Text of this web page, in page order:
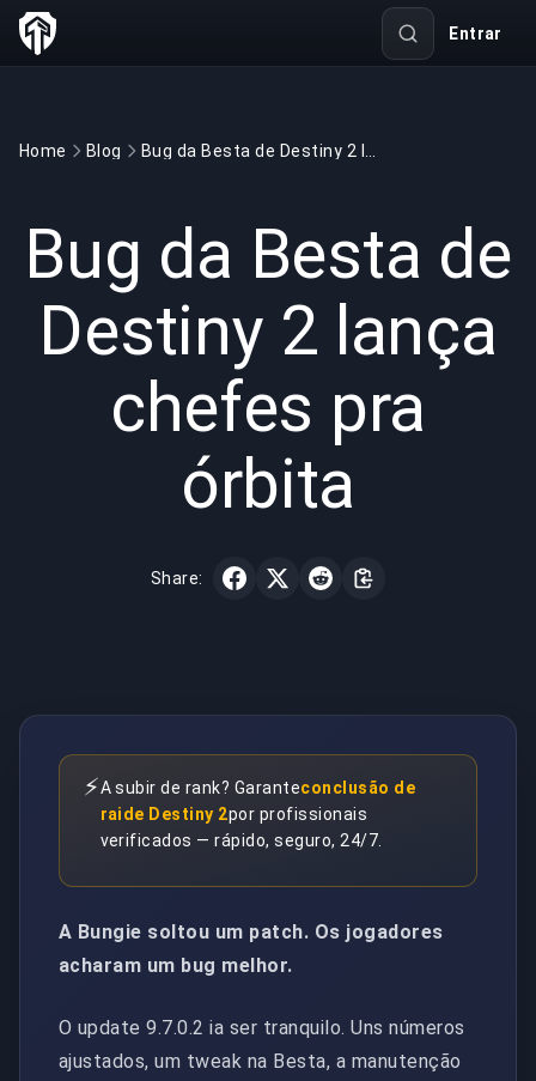
Entrar
Home Blog
Bug da Besta de
Destiny 2 lança
chefes pra
órbita
Share:
⚡A subir de rank? Garanteconclusão de
raide Destiny 2por profissionais
verificados — rápido, seguro, 24/7.
A Bungie soltou um patch. Os jogadores
acharam um bug melhor.
O update 9.7.0.2 ia ser tranquilo. Uns números
ajustados, um tweak na Besta, a manutenção